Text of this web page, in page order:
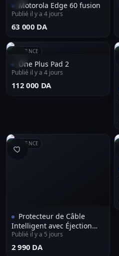
Motorola Edge 60 fusion
Publié il y a 4 jours
⁦63 000 DA⁩
RÉFÉRENCE
One Plus Pad 2
Publié il y a 4 jours
⁦112 000 DA⁩
RÉFÉRENCE
Protecteur de Câble
Intelligent avec Éjection
Automatique et Anti-
Surcharge - وصلة حماية
Publié il y a 5 jours
⁦2 990 DA⁩